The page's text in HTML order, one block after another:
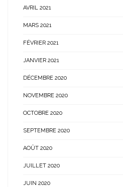
AVRIL 2021
MARS 2021
FÉVRIER 2021
JANVIER 2021
DÉCEMBRE 2020
NOVEMBRE 2020
OCTOBRE 2020
SEPTEMBRE 2020
AOÛT 2020
JUILLET 2020
JUIN 2020